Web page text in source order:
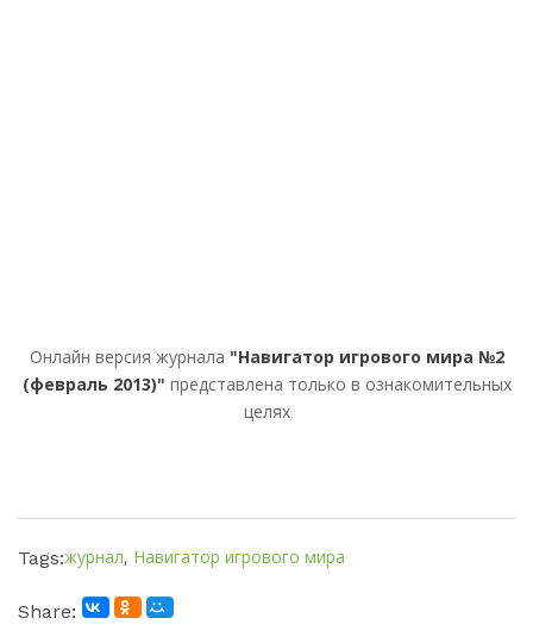
Онлайн версия журнала "Навигатор игрового мира №2
(февраль 2013)" представлена только в ознакомительных
целях
Tags:журнал, Навигатор игрового мира
Share: